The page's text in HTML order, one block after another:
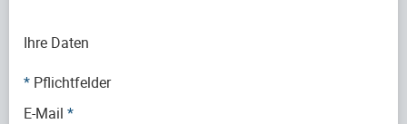
Ihre Daten
* Pflichtfelder
E-Mail *